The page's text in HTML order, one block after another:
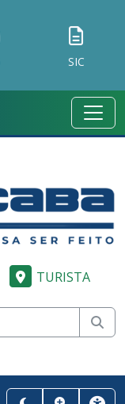
SIC
TURISTA